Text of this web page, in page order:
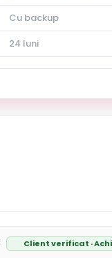
Cu backup
24 luni
Client verificat ·